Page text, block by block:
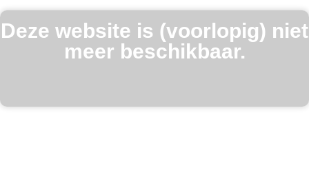
Deze website is (voorlopig) niet
meer beschikbaar.